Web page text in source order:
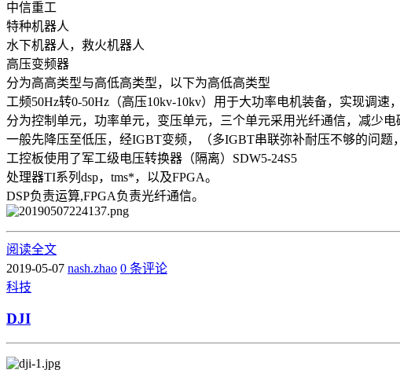
中信重工
特种机器人
水下机器人，救火机器人
高压变频器
分为高高类型与高低高类型，以下为高低高类型
工频50Hz转0-50Hz（高压10kv-10kv）用于大功率电机装备，实现调速
分为控制单元，功率单元，变压单元，三个单元采用光纤通信，减少电
一般先降压至低压，经IGBT变频，（多IGBT串联弥补耐压不够的问
工控板使用了军工级电压转换器（隔离）SDW5-24S5
处理器TI系列dsp，tms*，以及FPGA。
DSP负责运算,FPGA负责光纤通信。
阅读全文
2019-05-07 nash.zhao 0 条评论
科技
DJI